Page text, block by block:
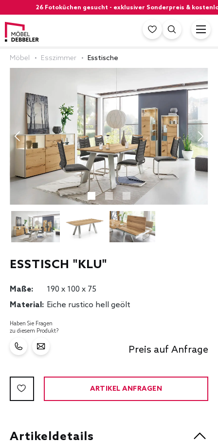
26 Fotoküchen gesucht - exklusiver Sonderpreis &
Möbel Esszimmer Esstische
ESSTISCH "KLU"
Maße:
190 x 100 x 75
Material: Eiche rustico hell geölt
Haben Sie Fragen
zu diesem Produkt?
Preis auf Anfrage
ARTIKEL ANFRAGEN
Artikeldetails